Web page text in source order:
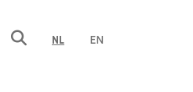
NL EN